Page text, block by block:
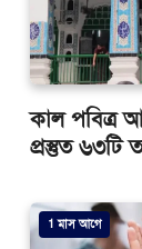
কাল পবিত্র
প্রস্তুত ৬৩টি
1 মাস আগে